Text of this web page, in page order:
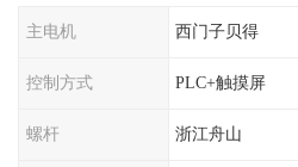
主电机 西门子贝得
控制方式 PLC+触摸屏
螺杆 浙江舟山